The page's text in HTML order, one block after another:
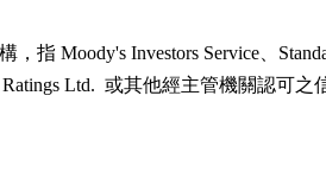
指 Moody's Investors Service、
Ratings Ltd.  或其他經主管機關認可之